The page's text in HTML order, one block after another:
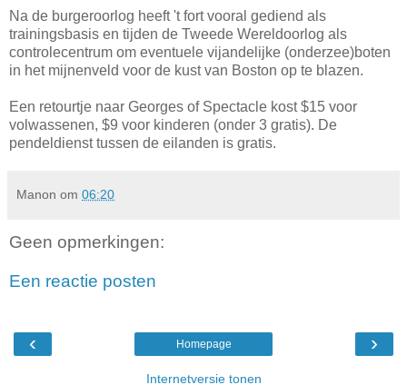
Na de burgeroorlog heeft 't fort vooral gediend als
trainingsbasis en tijden de Tweede Wereldoorlog als
controlecentrum om eventuele vijandelijke (onderzee)boten
in het mijnenveld voor de kust van Boston op te blazen.
Een retourtje naar Georges of Spectacle kost $15 voor
volwassenen, $9 voor kinderen (onder 3 gratis). De
pendeldienst tussen de eilanden is gratis.
Manon om 06:20
Geen opmerkingen:
Een reactie posten
‹ ›
Homepage
Internetversie tonen